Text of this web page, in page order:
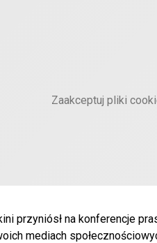
Zaakceptuj pliki
przyniósł na konferencje
mediach